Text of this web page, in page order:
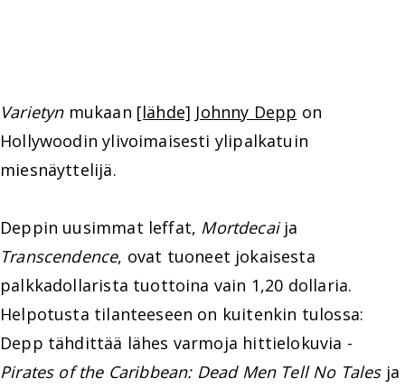
Varietynmukaan [lähde] Johnny Depp on
Hollywoodin ylivoimaisesti ylipalkatuin
miesnäyttelijä.
Deppin uusimmat leffat, Mortdecaija
Transcendence, ovat tuoneet jokaisesta
palkkadollarista tuottoina vain 1,20 dollaria.
Helpotusta tilanteeseen on kuitenkin tulossa:
Depp tähdittää lähes varmoja hittielokuvia -
Pirates of the Caribbean: Dead Men Tell No Talesja